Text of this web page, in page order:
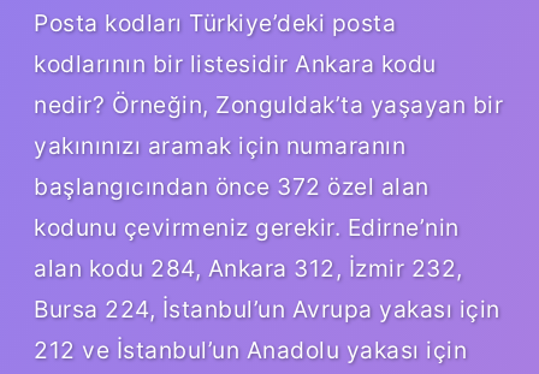
Posta kodları Türkiye’deki posta
kodlarının bir listesidir Ankara kodu
nedir? Örneğin, Zonguldak’ta yaşayan bir
yakınınızı aramak için numaranın
başlangıcından önce 372 özel alan
kodunu çevirmeniz gerekir. Edirne’nin
alan kodu 284, Ankara 312, İzmir 232,
Bursa 224, İstanbul’un Avrupa yakası için
212 ve İstanbul’un Anadolu yakası için